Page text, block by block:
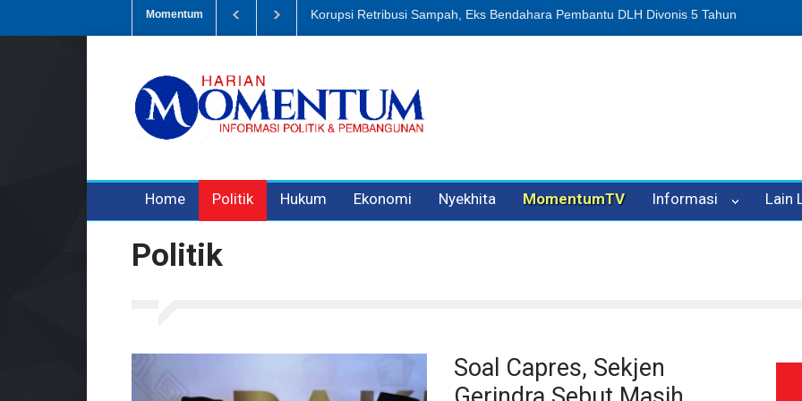
Momentum Dugaan Penipuan Oleh Oknum Kadis, Kuasa Hukum Pelapor Desak Polisi Tetapkan P-
Home Politik Hukum Ekonomi Nyekhita MomentumTV Informasi Lain
Politik
Soal Capres, Sekjen